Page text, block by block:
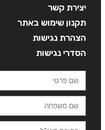
יצירת קשר
תקנון שימוש באתר
הצהרת נגישות
הסדרי נגישות